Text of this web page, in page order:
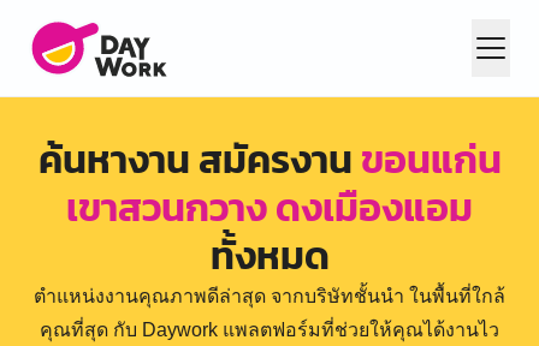
ค้นหางาน สมัครงานขอนแก่น
เขาสวนกวาง ดงเมืองแอม
ทั้งหมด
ตำแหน่งงานคุณภาพดีล่าสุด จากบริษัทชั้นนำ ในพื้นที่ใกล้
คุณที่สุด กับ Daywork แพลตฟอร์มที่ช่วยให้คุณได้งานไว